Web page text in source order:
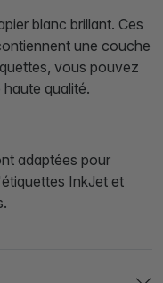
blanc brillant. Ces
une couche
vous pouvez
qualité.
adaptées pour
InkJet et